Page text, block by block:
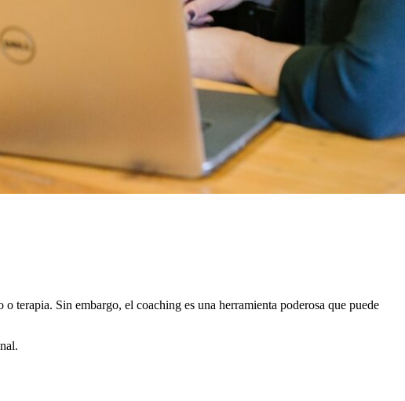
terapia. Sin embargo, el coaching es una herramienta poderosa que puede